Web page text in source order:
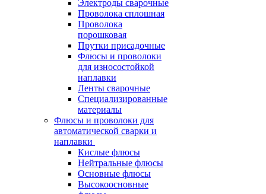
Электроды сварочные
Проволока сплошная
Проволока
порошковая
Прутки присадочные
Флюсы и проволоки
для износостойкой
наплавки
Ленты сварочные
Специализированные
материалы
Флюсы и проволоки для
автоматической сварки и
наплавки
Кислые флюсы
Нейтральные флюсы
Основные флюсы
Высокоосновные